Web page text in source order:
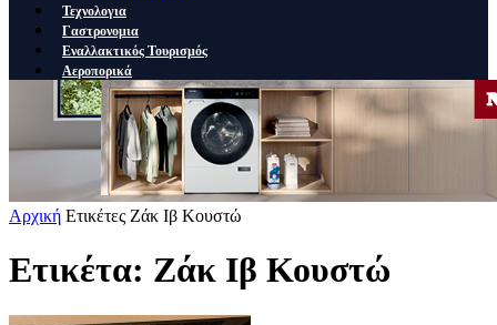
Τεχνολογια
Γαστρονομια
Εναλλακτικός Τουρισμός
Αεροπορικά
Αρχική Ετικέτες Ζάκ Ιβ Κουστώ
Ετικέτα: Ζάκ Ιβ Κουστώ